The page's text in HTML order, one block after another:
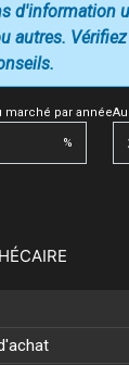
marché par année
%
d'information
autres.